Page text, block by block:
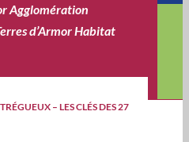
Agglomération
d’Armor Habitat
TRÉGUEUX – LES CLÉS DES 27